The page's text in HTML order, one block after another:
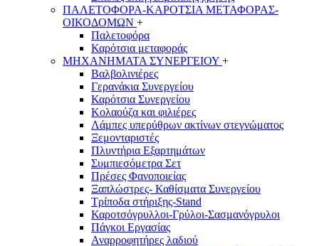
ΠΑΛΕΤΟΦΟΡΑ-ΚΑΡΟΤΣΙΑ ΜΕΤΑΦΟΡΑΣ-
ΟΙΚΟΔΟΜΩΝ +
Παλετοφόρα
Καρότσια μεταφοράς
ΜΗΧΑΝΗΜΑΤΑ ΣΥΝΕΡΓΕΙΟΥ +
Βαλβολινιέρες
Γερανάκια Συνεργείου
Καρότσια Συνεργείου
Κολαούζα και φιλιέρες
Λάμπες υπερύθρων ακτίνων στεγνώματος
Ξεμονταριστές
Πλυντήρια Εξαρτημάτων
Συμπιεσόμετρα Σετ
Πρέσες Φανοποιείας
Ξαπλώστρες- Καθίσματα Συνεργείου
Τρίποδα στήριξης-Stand
Καροτσόγρυλλοι-Γρύλοι-Σασμανόγρυλοι
Πάγκοι Εργασίας
Αναρροφητήρες λαδιού